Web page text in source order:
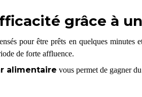
grâce à
pour être prêts en quelques minutes
de forte affluence.
alimentaire vous permet de gagner